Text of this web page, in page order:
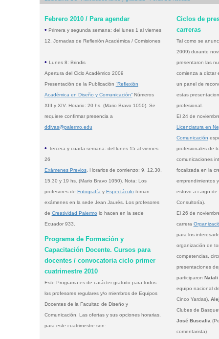
Febrero 2010 / Para agendar
• Primera y segunda semana: del lunes 1 al viernes
12. Jornadas de Reflexión Académica / Comisiones
• Lunes 8: Brindis
Apertura del Ciclo Académico 2009
Presentación de la Publicación “Reflexión
Académica en Diseño y Comunicación”Números
XIII y XIV. Horario: 20 hs. (Mario Bravo 1050). Se
requiere confirmar presencia a
ddivas@palermo.edu
• Tercera y cuarta semana: del lunes 15 al viernes
26
Exámenes Previos. Horarios de comienzo: 9, 12.30,
15.30 y 19 hs. (Mario Bravo 1050). Nota: Los
profesores de Fotografía y Espectáculo toman
exámenes en la sede Jean Jaurés. Los profesores
de Creatividad Palermo lo hacen en la sede
Ecuador 933.
Programa de Formación y
Capacitación Docente. Cursos para
docentes / convocatoria ciclo primer
cuatrimestre 2010
Este Programa es de carácter gratuito para todos
los profesores regulares y/o miembros de Equipos
Docentes de la Facultad de Diseño y
Comunicación. Las ofertas y sus opciones horarias,
para este cuatrimestre son:
Ciclos de
carreras
Tal como se
2009) durante
presentaron las
comienza a dictar
un panel de
estas
profesional.
El 24 de
Licenciatura en
Comunicación
profesionales de
comunicaciones
focalizada en la
emprendimientos
estuvo a cargo de
Consultoría).
El 26 de
carrera
para los
organización de
competencias,
presentaciones
participaron
equipo nacional
Cinco Yardas),
Clubes de
José Buscalia
comentarista)